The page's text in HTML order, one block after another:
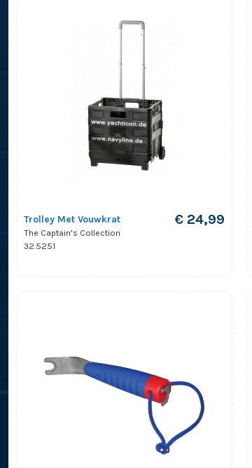
Trolley Met Vouwkrat
The Captain's Collection
32.5251
€ 24,99